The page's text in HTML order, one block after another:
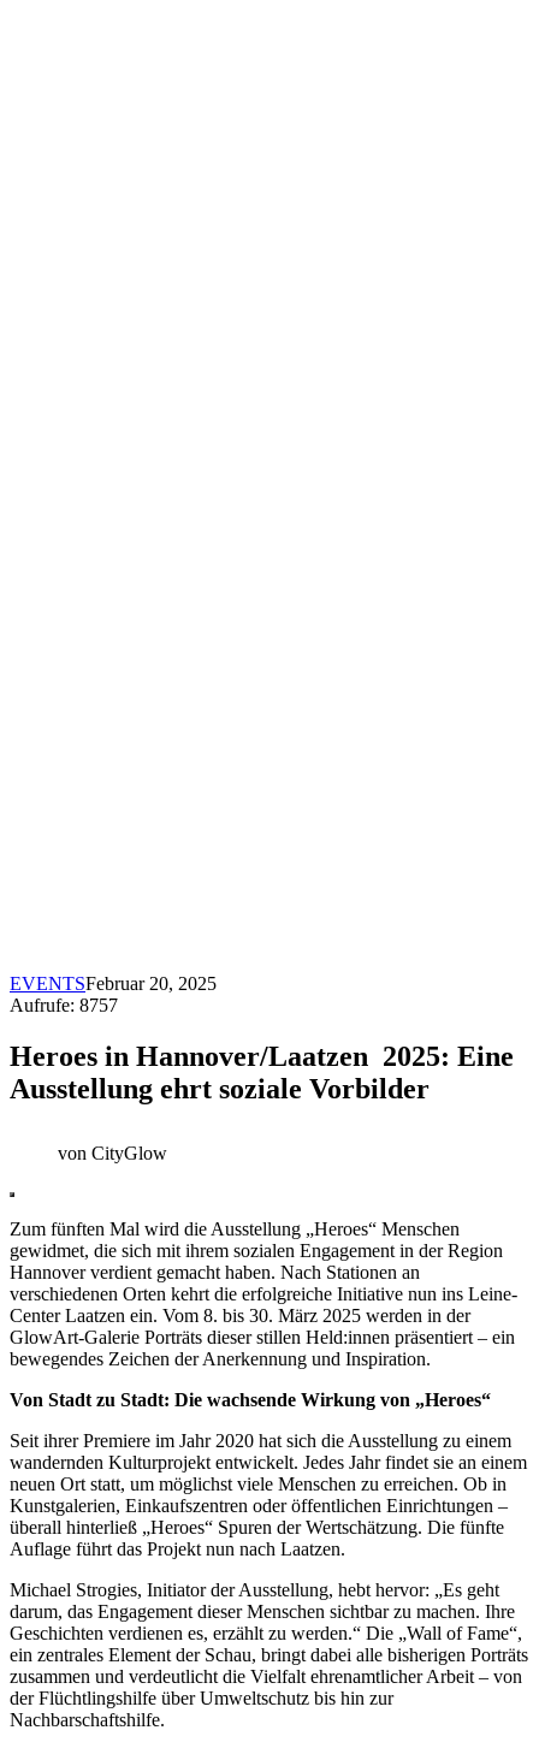
EVENTSFebruar 20, 2025
Aufrufe: 8757
Heroes in Hannover/Laatzen 2025: Eine
Ausstellung ehrt soziale Vorbilder
von CityGlow
Zum fünften Mal wird die Ausstellung „Heroes“ Menschen
gewidmet, die sich mit ihrem sozialen Engagement in der Region
Hannover verdient gemacht haben. Nach Stationen an
verschiedenen Orten kehrt die erfolgreiche Initiative nun ins Leine-
Center Laatzen ein. Vom 8. bis 30. März 2025 werden in der
GlowArt-Galerie Porträts dieser stillen Held:innen präsentiert – ein
bewegendes Zeichen der Anerkennung und Inspiration.
Von Stadt zu Stadt: Die wachsende Wirkung von „Heroes“
Seit ihrer Premiere im Jahr 2020 hat sich die Ausstellung zu einem
wandernden Kulturprojekt entwickelt. Jedes Jahr findet sie an einem
neuen Ort statt, um möglichst viele Menschen zu erreichen. Ob in
Kunstgalerien, Einkaufszentren oder öffentlichen Einrichtungen –
überall hinterließ „Heroes“ Spuren der Wertschätzung. Die fünfte
Auflage führt das Projekt nun nach Laatzen.
Michael Strogies, Initiator der Ausstellung, hebt hervor: „Es geht
darum, das Engagement dieser Menschen sichtbar zu machen. Ihre
Geschichten verdienen es, erzählt zu werden.“ Die „Wall of Fame“,
ein zentrales Element der Schau, bringt dabei alle bisherigen Porträts
zusammen und verdeutlicht die Vielfalt ehrenamtlicher Arbeit – von
der Flüchtlingshilfe über Umweltschutz bis hin zur
Nachbarschaftshilfe.